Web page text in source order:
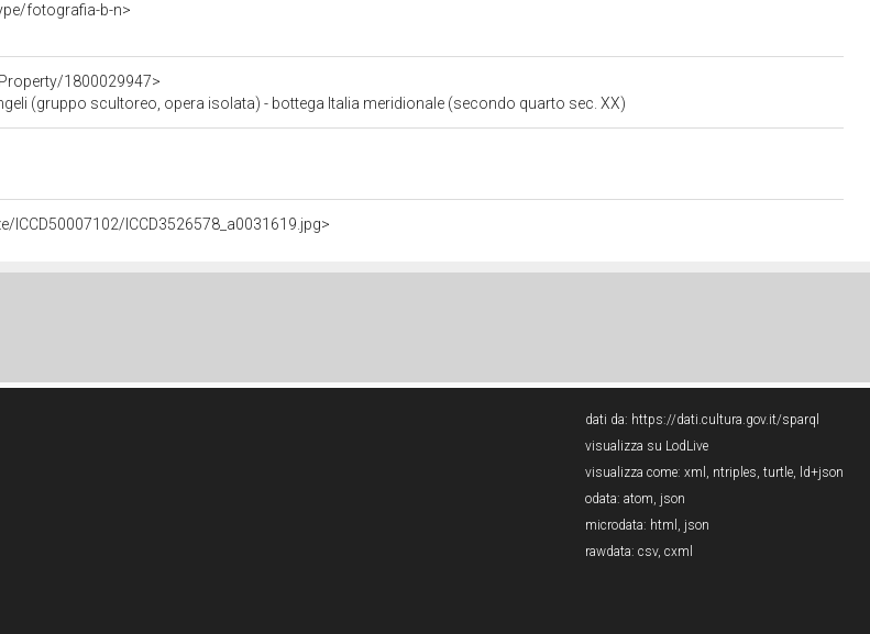
fotografia-b-n>
1800029947>
(gruppo scultoreo, opera isolata) - bottega Italia meridionale (secondo quarto sec. XX)
ICCD3526578_a0031619.jpg>
dati da: https://dati.cultura.gov.it/sparql
visualizza su LodLive
visualizza come: xml , ntriples, turtle, ld+json
odata: atom, json
microdata: html , json
rawdata: csv, cxml